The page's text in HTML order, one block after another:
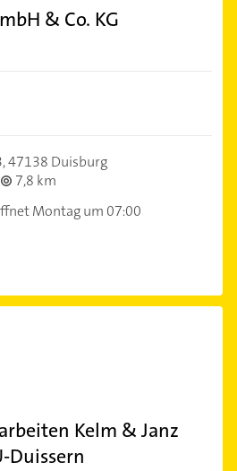
& Co. KG
47138 Duisburg
7,8 km
Montag um 07:00
Kelm & Janz
Duissern